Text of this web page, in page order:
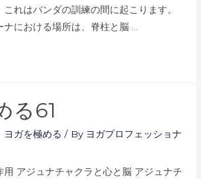
れはバンダの訓練の間に起こります。
ナにおける場所は、脊柱と脳 …
る61
ヨガを極める / By ヨガプロフェッショナ
用 アジュナチャクラと心と脳 アジュナチ